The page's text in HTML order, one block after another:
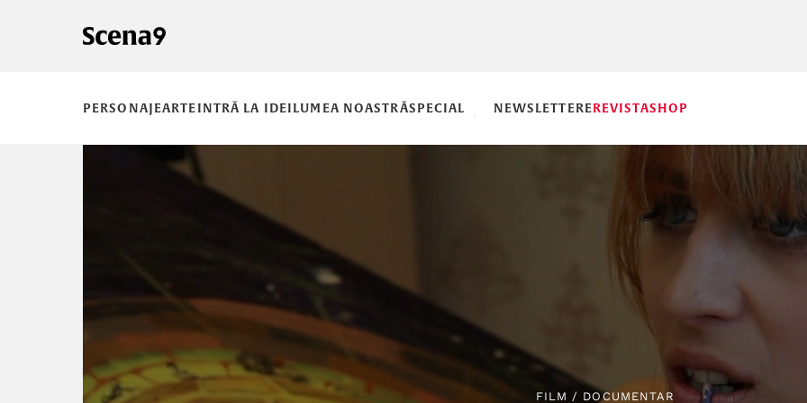
PERSONAJEARTEINTRĂ LA IDEILUMEA NOASTRĂSPECIAL NEWSLETTEREREVISTASHOP
FILM / DOCUMENTAR